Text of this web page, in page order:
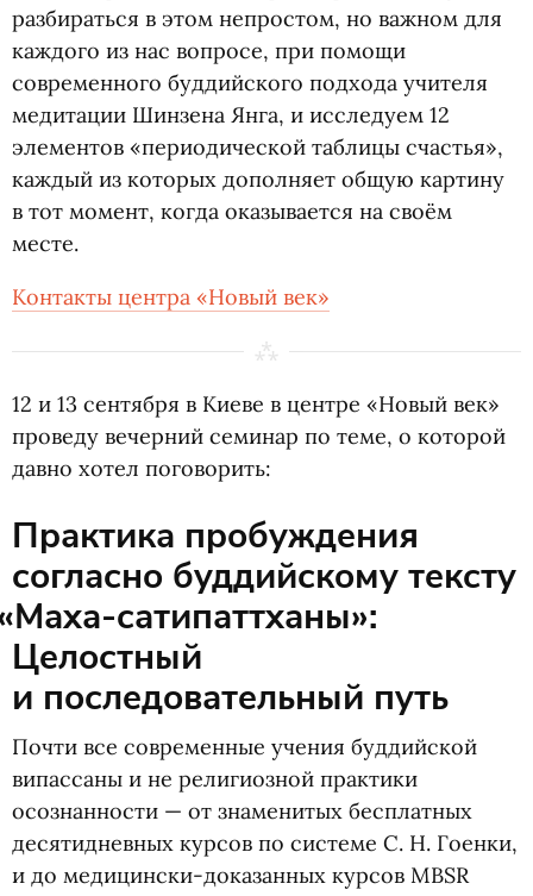
разбираться в этом непростом, но важном для
каждого из нас вопросе, при помощи
современного буддийского подхода учителя
медитации Шинзена Янга, и исследуем 12
элементов «периодической таблицы счастья»,
каждый из которых дополняет общую картину
в тот момент, когда оказывается на своём
месте.
Контакты центра «Новый век»
12 и 13 сентября в Киеве в центре «Новый век»
проведу вечерний семинар по теме, о которой
давно хотел поговорить:
Практика пробуждения
согласно буддийскому тексту
Маха-сатипаттханы»:
Целостный
и последовательный путь
Почти все современные учения буддийской
випассаны и не религиозной практики
осознанности — от знаменитых бесплатных
десятидневных курсов по системе С. Н. Гоенки,
и до медицински-доказанных курсов MBSR